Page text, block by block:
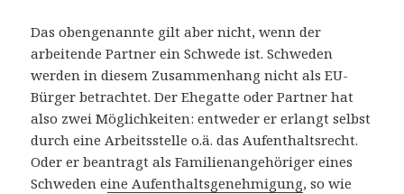
Das obengenannte gilt aber nicht, wenn der
arbeitende Partner ein Schwede ist. Schweden
werden in diesem Zusammenhang nicht als EU-
Bürger betrachtet. Der Ehegatte oder Partner hat
also zwei Möglichkeiten: entweder er erlangt selbst
durch eine Arbeitsstelle o.ä. das Aufenthaltsrecht.
Oder er beantragt als Familienangehöriger eines
Schweden eine Aufenthaltsgenehmigung, so wie